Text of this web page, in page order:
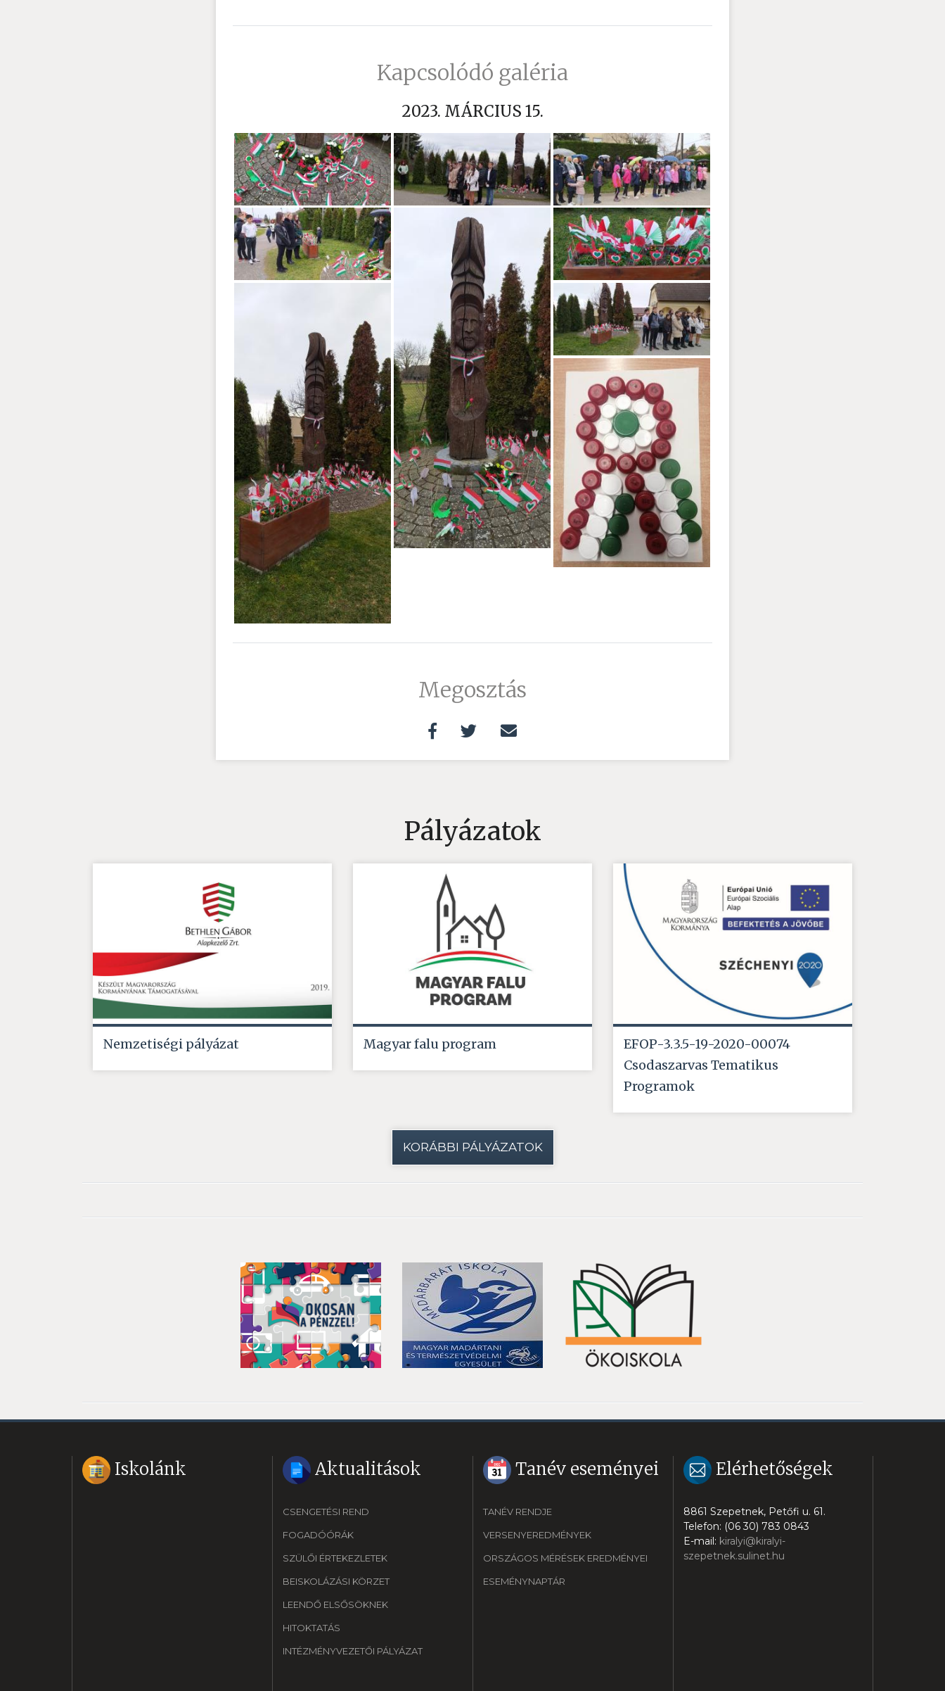
Kapcsolódó galéria
2023. MÁRCIUS 15.
Megosztás
Pályázatok
Nemzetiségi pályázat Magyar falu program
EFOP-3.3.5-19-2020-00074
Csodaszarvas Tematikus
Programok
KORÁBBI PÁLYÁZATOK
Iskolánk Aktualitások
CSENGETÉSI REND
FOGADÓÓRÁK
SZÜLŐI ÉRTEKEZLETEK
BEISKOLÁZÁSI KÖRZET
LEENDŐ ELSŐSÖKNEK
HITOKTATÁS
INTÉZMÉNYVEZETŐI PÁLYÁZAT
Tanév eseményei
TANÉV RENDJE
VERSENYEREDMÉNYEK
ORSZÁGOS MÉRÉSEK EREDMÉNYEI
ESEMÉNYNAPTÁR
Elérhetőségek
8861 Szepetnek, Petőfi u. 61.
Telefon: (06 30) 783 0843
E-mail: kiralyi@kiralyi-
szepetnek.sulinet.hu